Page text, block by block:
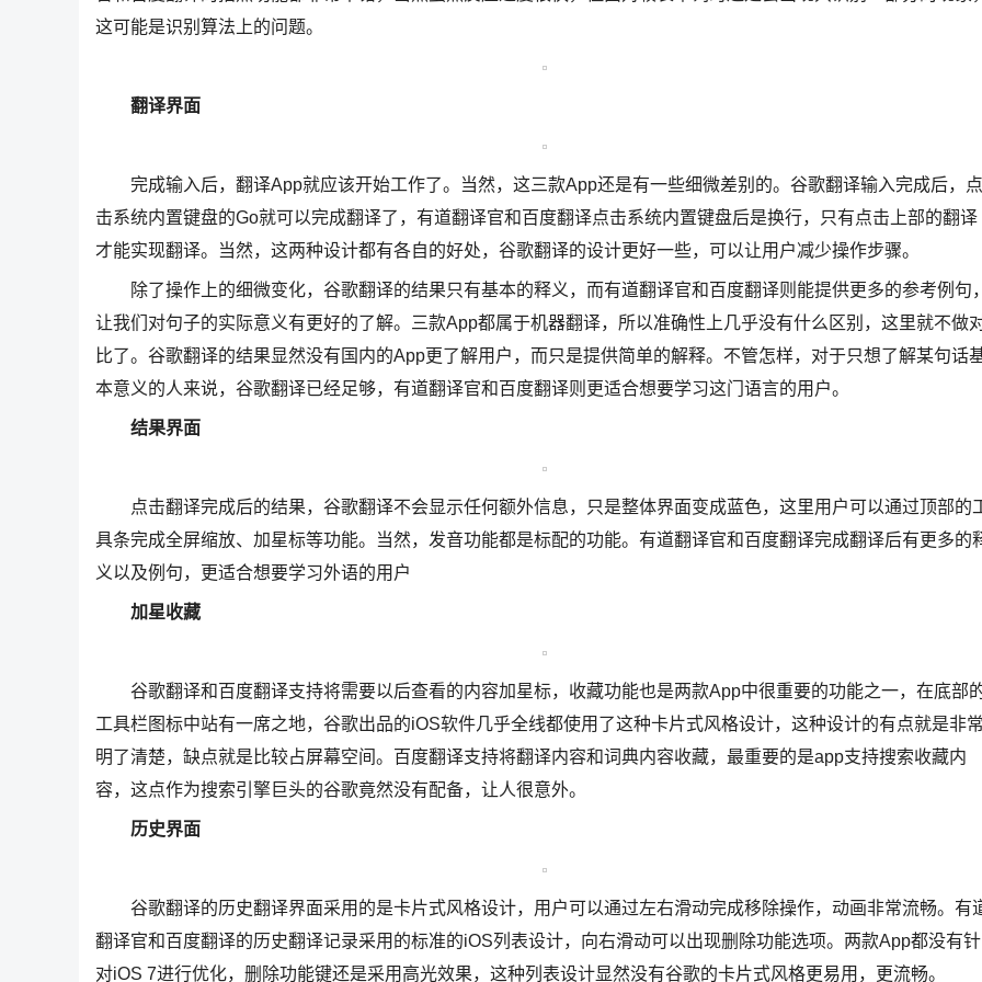
这可能是识别算法上的问题。
翻译界面
完成输入后，翻译App就应该开始工作了。当然，这三款App还是有一些细微差别的。谷歌翻译输入完成后，点
击系统内置键盘的Go就可以完成翻译了，有道翻译官和百度翻译点击系统内置键盘后是换行，只有点击上部的翻译
才能实现翻译。当然，这两种设计都有各自的好处，谷歌翻译的设计更好一些，可以让用户减少操作步骤。
除了操作上的细微变化，谷歌翻译的结果只有基本的释义，而有道翻译官和百度翻译则能提供更多的参考例句，
让我们对句子的实际意义有更好的了解。三款App都属于机器翻译，所以准确性上几乎没有什么区别，这里就不做
比了。谷歌翻译的结果显然没有国内的App更了解用户，而只是提供简单的解释。不管怎样，对于只想了解某句话
本意义的人来说，谷歌翻译已经足够，有道翻译官和百度翻译则更适合想要学习这门语言的用户。
结果界面
点击翻译完成后的结果，谷歌翻译不会显示任何额外信息，只是整体界面变成蓝色，这里用户可以通过顶部的
具条完成全屏缩放、加星标等功能。当然，发音功能都是标配的功能。有道翻译官和百度翻译完成翻译后有更多的
义以及例句，更适合想要学习外语的用户
加星收藏
谷歌翻译和百度翻译支持将需要以后查看的内容加星标，收藏功能也是两款App中很重要的功能之一，在底部
工具栏图标中站有一席之地，谷歌出品的iOS软件几乎全线都使用了这种卡片式风格设计，这种设计的有点就是非常
明了清楚，缺点就是比较占屏幕空间。百度翻译支持将翻译内容和词典内容收藏，最重要的是app支持搜索收藏内
容，这点作为搜索引擎巨头的谷歌竟然没有配备，让人很意外。
历史界面
谷歌翻译的历史翻译界面采用的是卡片式风格设计，用户可以通过左右滑动完成移除操作，动画非常流畅。有
翻译官和百度翻译的历史翻译记录采用的标准的iOS列表设计，向右滑动可以出现删除功能选项。两款App都没有针
对iOS 7进行优化，删除功能键还是采用高光效果，这种列表设计显然没有谷歌的卡片式风格更易用，更流畅。